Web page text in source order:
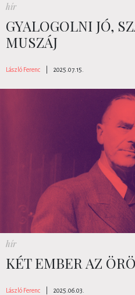
hír
GYALOGOLNI JÓ,
MUSZÁJ
László Ferenc 2025.07.15.
hír
KÉT EMBER AZ
László Ferenc 2025.06.03.